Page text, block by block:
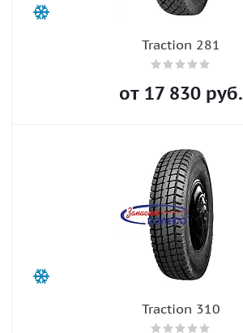
Traction 281
от 17 830руб.
Traction 310